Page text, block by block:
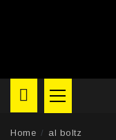
Primary
Menu
Home al boltz